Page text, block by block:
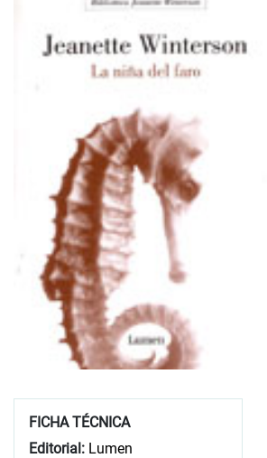
FICHA TÉCNICA
Editorial: Lumen